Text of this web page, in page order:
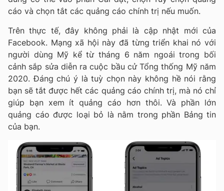
cáo và chọn tắt các quảng cáo chính trị nếu muốn.
Trên thực tế, đây không phải là cập nhật mới của
Facebook. Mạng xã hội này đã từng triển khai nó với
người dùng Mỹ kể từ tháng 6 năm ngoái trong bối
cảnh sắp sửa diễn ra cuộc bầu cử Tổng thống Mỹ năm
2020. Đáng chú ý là tuỳ chọn này không hề nói rằng
bạn sẽ tắt được hết các quảng cáo chính trị, mà nó chỉ
giúp bạn xem ít quảng cáo hơn thôi. Và phần lớn
quảng cáo được loại bỏ là nằm trong phần Bảng tin
của bạn.